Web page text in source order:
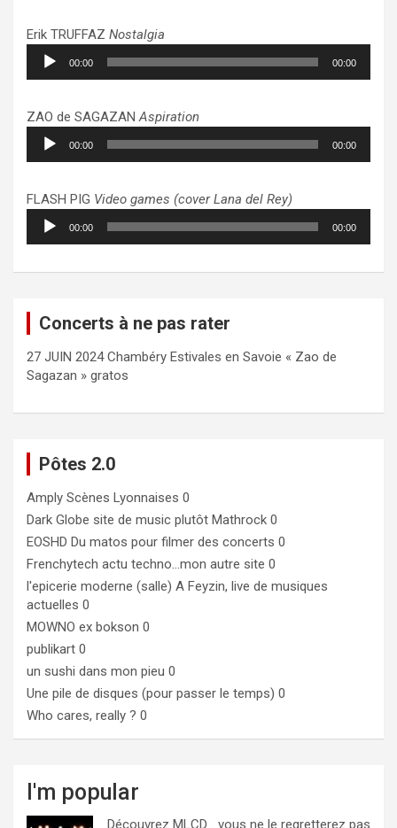
Erik TRUFFAZ Nostalgia
Lecteur
audio
00:00 00:00
ZAO de SAGAZANAspiration
Lecteur
audio
00:00 00:00
FLASH PIG Video games (cover Lana del Rey)
Lecteur
audio
00:00 00:00
Concerts à ne pas rater
27 JUIN 2024 Chambéry Estivales en Savoie « Zao de
Sagazan » gratos
Pôtes 2.0
Amply Scènes Lyonnaises 0
Dark Globe site de music plutôt Mathrock 0
EOSHD Du matos pour filmer des concerts 0
Frenchytech actu techno…mon autre site 0
l'epicerie moderne (salle) A Feyzin, live de musiques
actuelles 0
MOWNO ex bokson 0
publikart 0
un sushi dans mon pieu 0
Une pile de disques (pour passer le temps) 0
Who cares, really ? 0
I'm popular
Découvrez MLCD… vous ne le regretterez pas